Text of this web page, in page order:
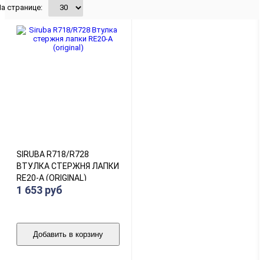
странице:
SIRUBA R718/R728
ВТУЛКА СТЕРЖНЯ ЛАПКИ
RE20-A (ORIGINAL)
1 653 руб
Добавить в корзину